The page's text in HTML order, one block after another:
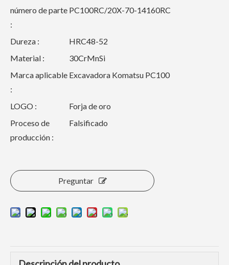
número de parte
:
PC100RC/20X-70-14160RC
Dureza :
HRC48-52
Material :
30CrMnSi
Marca aplicable
:
Excavadora Komatsu PC100
LOGO :
Forja de oro
Proceso de
producción :
Falsificado
Preguntar